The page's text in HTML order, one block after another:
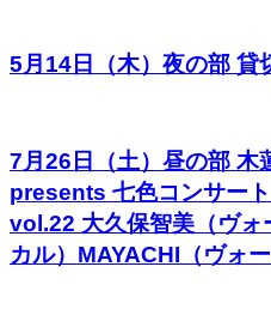
5月14日（木）夜の部 貸
7月26日（土）昼の部 木
presents 七色コンサー
vol.22 大久保智美（ヴォ
カル）MAYACHI（ヴォ